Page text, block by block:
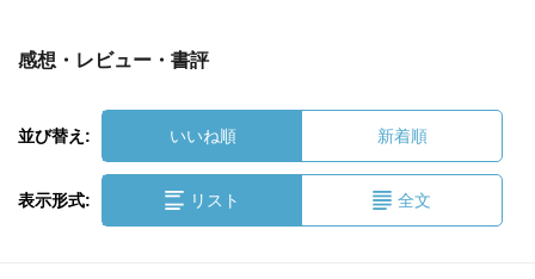
感想・レビュー・書評
並び替え: いいね順 新着順
表示形式: リスト 全文